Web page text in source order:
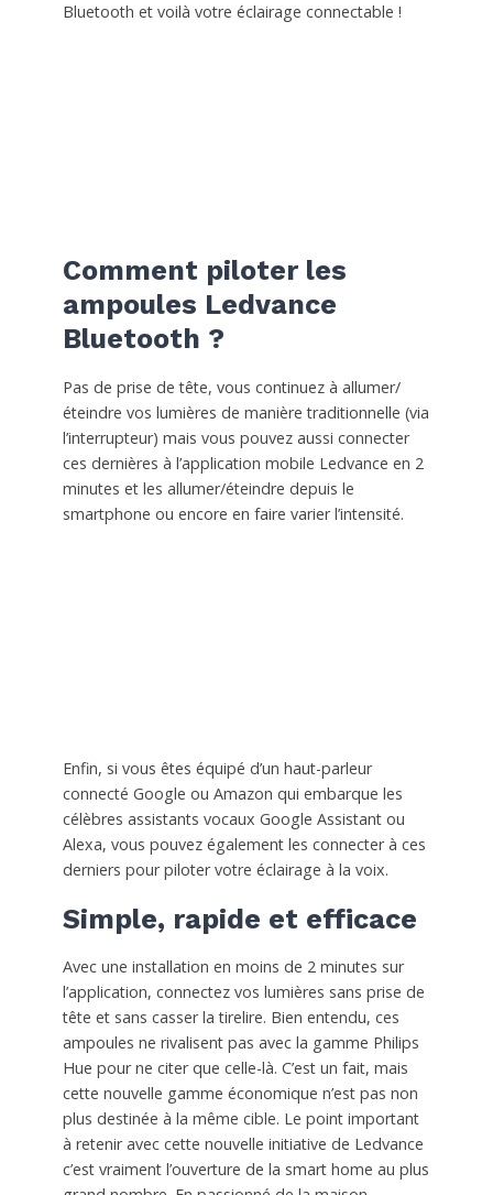
Bluetooth et voilà votre éclairage connectable !
Comment piloter les
ampoules Ledvance
Bluetooth ?
Pas de prise de tête, vous continuez à allumer/
éteindre vos lumières de manière traditionnelle (via
l’interrupteur) mais vous pouvez aussi connecter
ces dernières à l’application mobile Ledvance en 2
minutes et les allumer/éteindre depuis le
smartphone ou encore en faire varier l’intensité.
Enfin, si vous êtes équipé d’un haut-parleur
connecté Google ou Amazon qui embarque les
célèbres assistants vocaux Google Assistant ou
Alexa, vous pouvez également les connecter à ces
derniers pour piloter votre éclairage à la voix.
Simple, rapide et efficace
Avec une installation en moins de 2 minutes sur
l’application, connectez vos lumières sans prise de
tête et sans casser la tirelire. Bien entendu, ces
ampoules ne rivalisent pas avec la gamme Philips
Hue pour ne citer que celle-là. C’est un fait, mais
cette nouvelle gamme économique n’est pas non
plus destinée à la même cible. Le point important
à retenir avec cette nouvelle initiative de Ledvance
c’est vraiment l’ouverture de la smart home au plus